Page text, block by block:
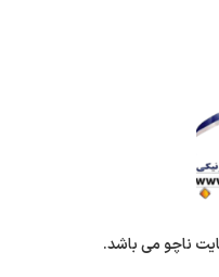
ناچو می باشد.